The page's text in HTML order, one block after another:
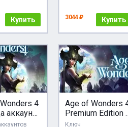
Купить 3044 ₽ Купить
4
аккаунта
Age of Wonders
Premium Edition |
АВТО RU Steam
Ключ